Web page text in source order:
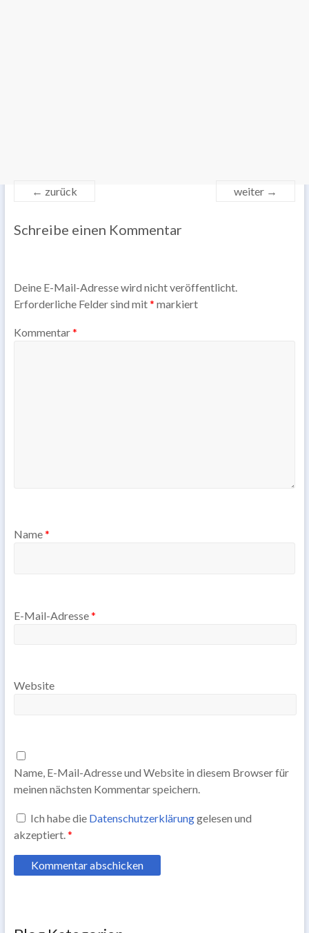
← zurück weiter →
Schreibe einen Kommentar
Deine E-Mail-Adresse wird nicht veröffentlicht.
Erforderliche Felder sind mit* markiert
Kommentar*
Name*
E-Mail-Adresse*
Website
Name, E-Mail-Adresse und Website in diesem Browser für
meinen nächsten Kommentar speichern.
Ich habe die Datenschutzerklärunggelesen und
akzeptiert. *